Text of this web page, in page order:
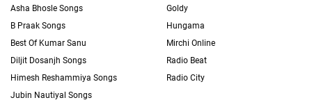
Asha Bhosle Songs
B Praak Songs
Best Of Kumar Sanu
Diljit Dosanjh Songs
Himesh Reshammiya Songs
Jubin Nautiyal Songs
Goldy
Hungama
Mirchi Online
Radio Beat
Radio City